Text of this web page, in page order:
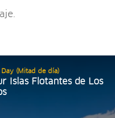
Day (Mitad de día)
Islas Flotantes de Los